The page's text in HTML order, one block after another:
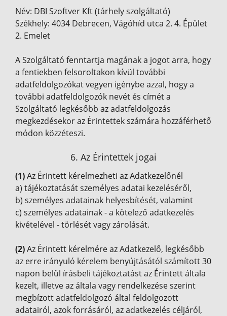
Név: DBI Szoftver Kft (tárhely szolgáltató)
Székhely: 4034 Debrecen, Vágóhíd utca 2. 4. Épület
2. Emelet
A Szolgáltató fenntartja magának a jogot arra, hogy
a fentiekben felsoroltakon kívül további
adatfeldolgozókat vegyen igénybe azzal, hogy a
további adatfeldolgozók nevét és címét a
Szolgáltató legkésőbb az adatfeldolgozás
megkezdésekor az Érintettek számára hozzáférhető
módon közzéteszi.
6. Az Érintettek jogai
(1)Az Érintett kérelmezheti az Adatkezelőnél
a) tájékoztatását személyes adatai kezeléséről,
b) személyes adatainak helyesbítését, valamint
c) személyes adatainak - a kötelező adatkezelés
kivételével - törlését vagy zárolását.
(2)Az Érintett kérelmére az Adatkezelő, legkésőbb
az erre irányuló kérelem benyújtásától számított 30
napon belül írásbeli tájékoztatást az Érintett általa
kezelt, illetve az általa vagy rendelkezése szerint
megbízott adatfeldolgozó által feldolgozott
adatairól, azok forrásáról, az adatkezelés céljáról,